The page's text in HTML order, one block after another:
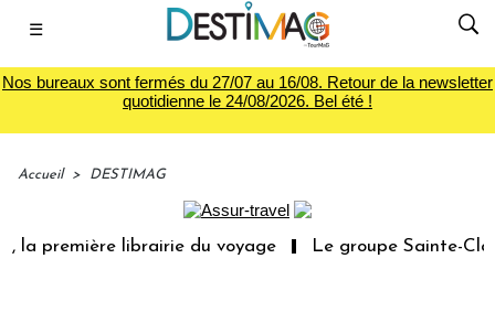
☰
Nos bureaux sont fermés du 27/07 au 16/08. Retour de la newsletter
quotidienne le 24/08/2026. Bel été !
Accueil > DESTIMAG
première librairie du voyage Le groupe Sainte-